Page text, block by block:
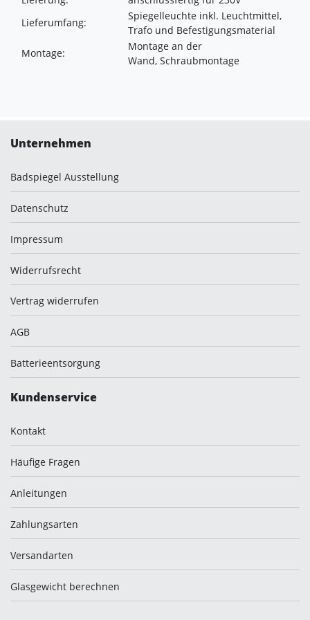
Lieferumfang:
Spiegelleuchte inkl. Leuchtmittel,
Trafo und Befestigungsmaterial
Montage:
Montage an der
Wand, Schraubmontage
Unternehmen
Badspiegel Ausstellung
Datenschutz
Impressum
Widerrufsrecht
Vertrag widerrufen
AGB
Batterieentsorgung
Kundenservice
Kontakt
Häufige Fragen
Anleitungen
Zahlungsarten
Versandarten
Glasgewicht berechnen